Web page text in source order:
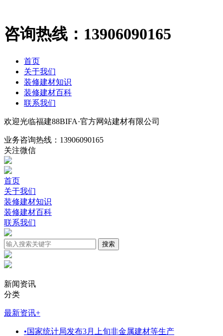
咨询热线： 13906090165
首页
关于我们
装修建材知识
装修建材百科
联系我们
欢迎光临福建88BIFA·官方网站建材有限公司
业务咨询热线： 13906090165
关注微信
首页
关于我们
装修建材知识
装修建材百科
联系我们
新闻资讯
分类
最新资讯+
•国家统计局发布3月上旬非金属建材等生产